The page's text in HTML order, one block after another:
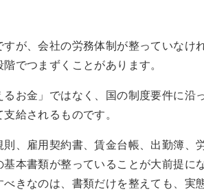
が、会社の労務体制が整っていなけ
でつまずくことがあります。
るお金」ではなく、国の制度要件に沿
給されるものです。
則、雇用契約書、賃金台帳、出勤簿、
本書類が整っていることが大前提に
べきなのは、書類だけを整えても、実